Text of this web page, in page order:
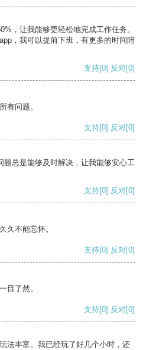
，让我能够更轻松地完成工作任务。
，我可以提前下班，有更多的时间陪
支持[0] 反对[0]
有问题。
支持[0] 反对[0]
题总是能够及时解决，让我能够安心工
支持[0] 反对[0]
久不能忘怀。
支持[0] 反对[0]
目了然。
支持[0] 反对[0]
法丰富。我已经玩了好几个小时，还